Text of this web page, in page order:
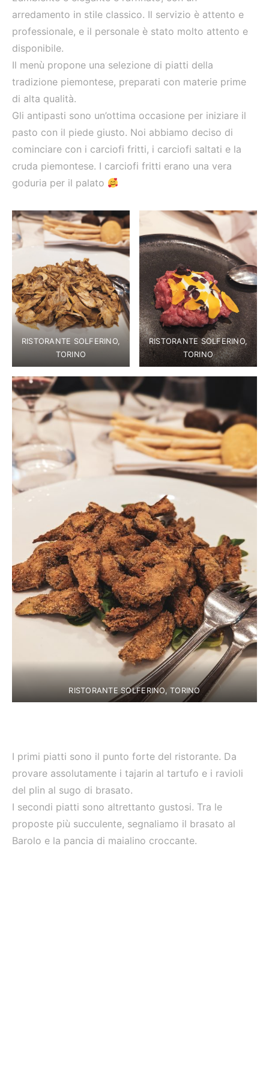
arredamento in stile classico. Il servizio è attento e
professionale, e il personale è stato molto attento e
disponibile.
Il menù propone una selezione di piatti della
tradizione piemontese, preparati con materie prime
di alta qualità.
Gli antipasti sono un’ottima occasione per iniziare il
pasto con il piede giusto. Noi abbiamo deciso di
cominciare con i carciofi fritti, i carciofi saltati e la
cruda piemontese. I carciofi fritti erano una vera
goduria per il palato
RISTORANTE SOLFERINO,
TORINO
RISTORANTE SOLFERINO,
TORINO
RISTORANTE SOLFERINO, TORINO
I primi piatti sono il punto forte del ristorante. Da
provare assolutamente i tajarin al tartufo e i ravioli
del plin al sugo di brasato.
I secondi piatti sono altrettanto gustosi. Tra le
proposte più succulente, segnaliamo il brasato al
Barolo e la pancia di maialino croccante.